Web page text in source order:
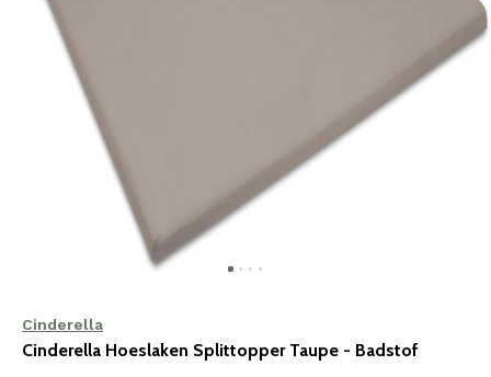
Cinderella
Cinderella Hoeslaken Splittopper Taupe - Badstof